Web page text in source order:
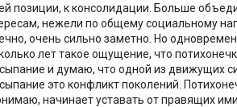
позиции, к консолидации. Больше
нежели по общему социальному
очень сильно заметно. Но
лет такое ощущение, что
и думаю, что одной из движущих
это конфликт поколений.
начинает уставать от правящих